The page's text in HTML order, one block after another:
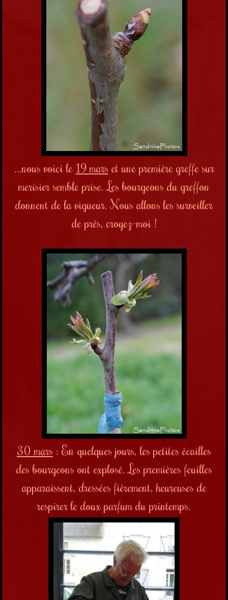
...nous voici le19 mars et une première greffe sur
merisier semble prise. Les bourgeons du greffon
donnent de la vigueur. Nous allons les surveiller
de près, croyez-moi !
30 mars : En quelques jours, les petites écailles
des bourgeons ont explosé. Les premières feuilles
apparaissent, dressées fièrement, heureuses de
respirer le doux parfum du printemps.